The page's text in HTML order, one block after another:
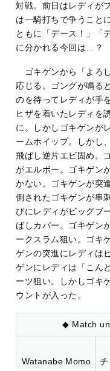
対戦。前日はレディが
は一騎打ちで争うこと
ともに「デース！」「
に分かれる今回は…？
ゴキゲンから「よろ
応じる。ゴングが鳴る
のを待ってレディが手
ヒザを着いたレディを
に。しかしゴキゲンが
ームホイップ。しかし
飛ばし逆片エビ固め。
がエルボー。ゴキゲン
かない。ゴキゲンが突
倒されたゴキゲンが串
びにレディがビッグブ
ばしカバー。ゴキゲン
ークスラム狙い。ゴキ
ゲンの突進にレディは
ゲンにレディは「こん
ーツ狙い。しかしゴキ
ウントが入った。
◆ Match
Watanabe Momo
チ